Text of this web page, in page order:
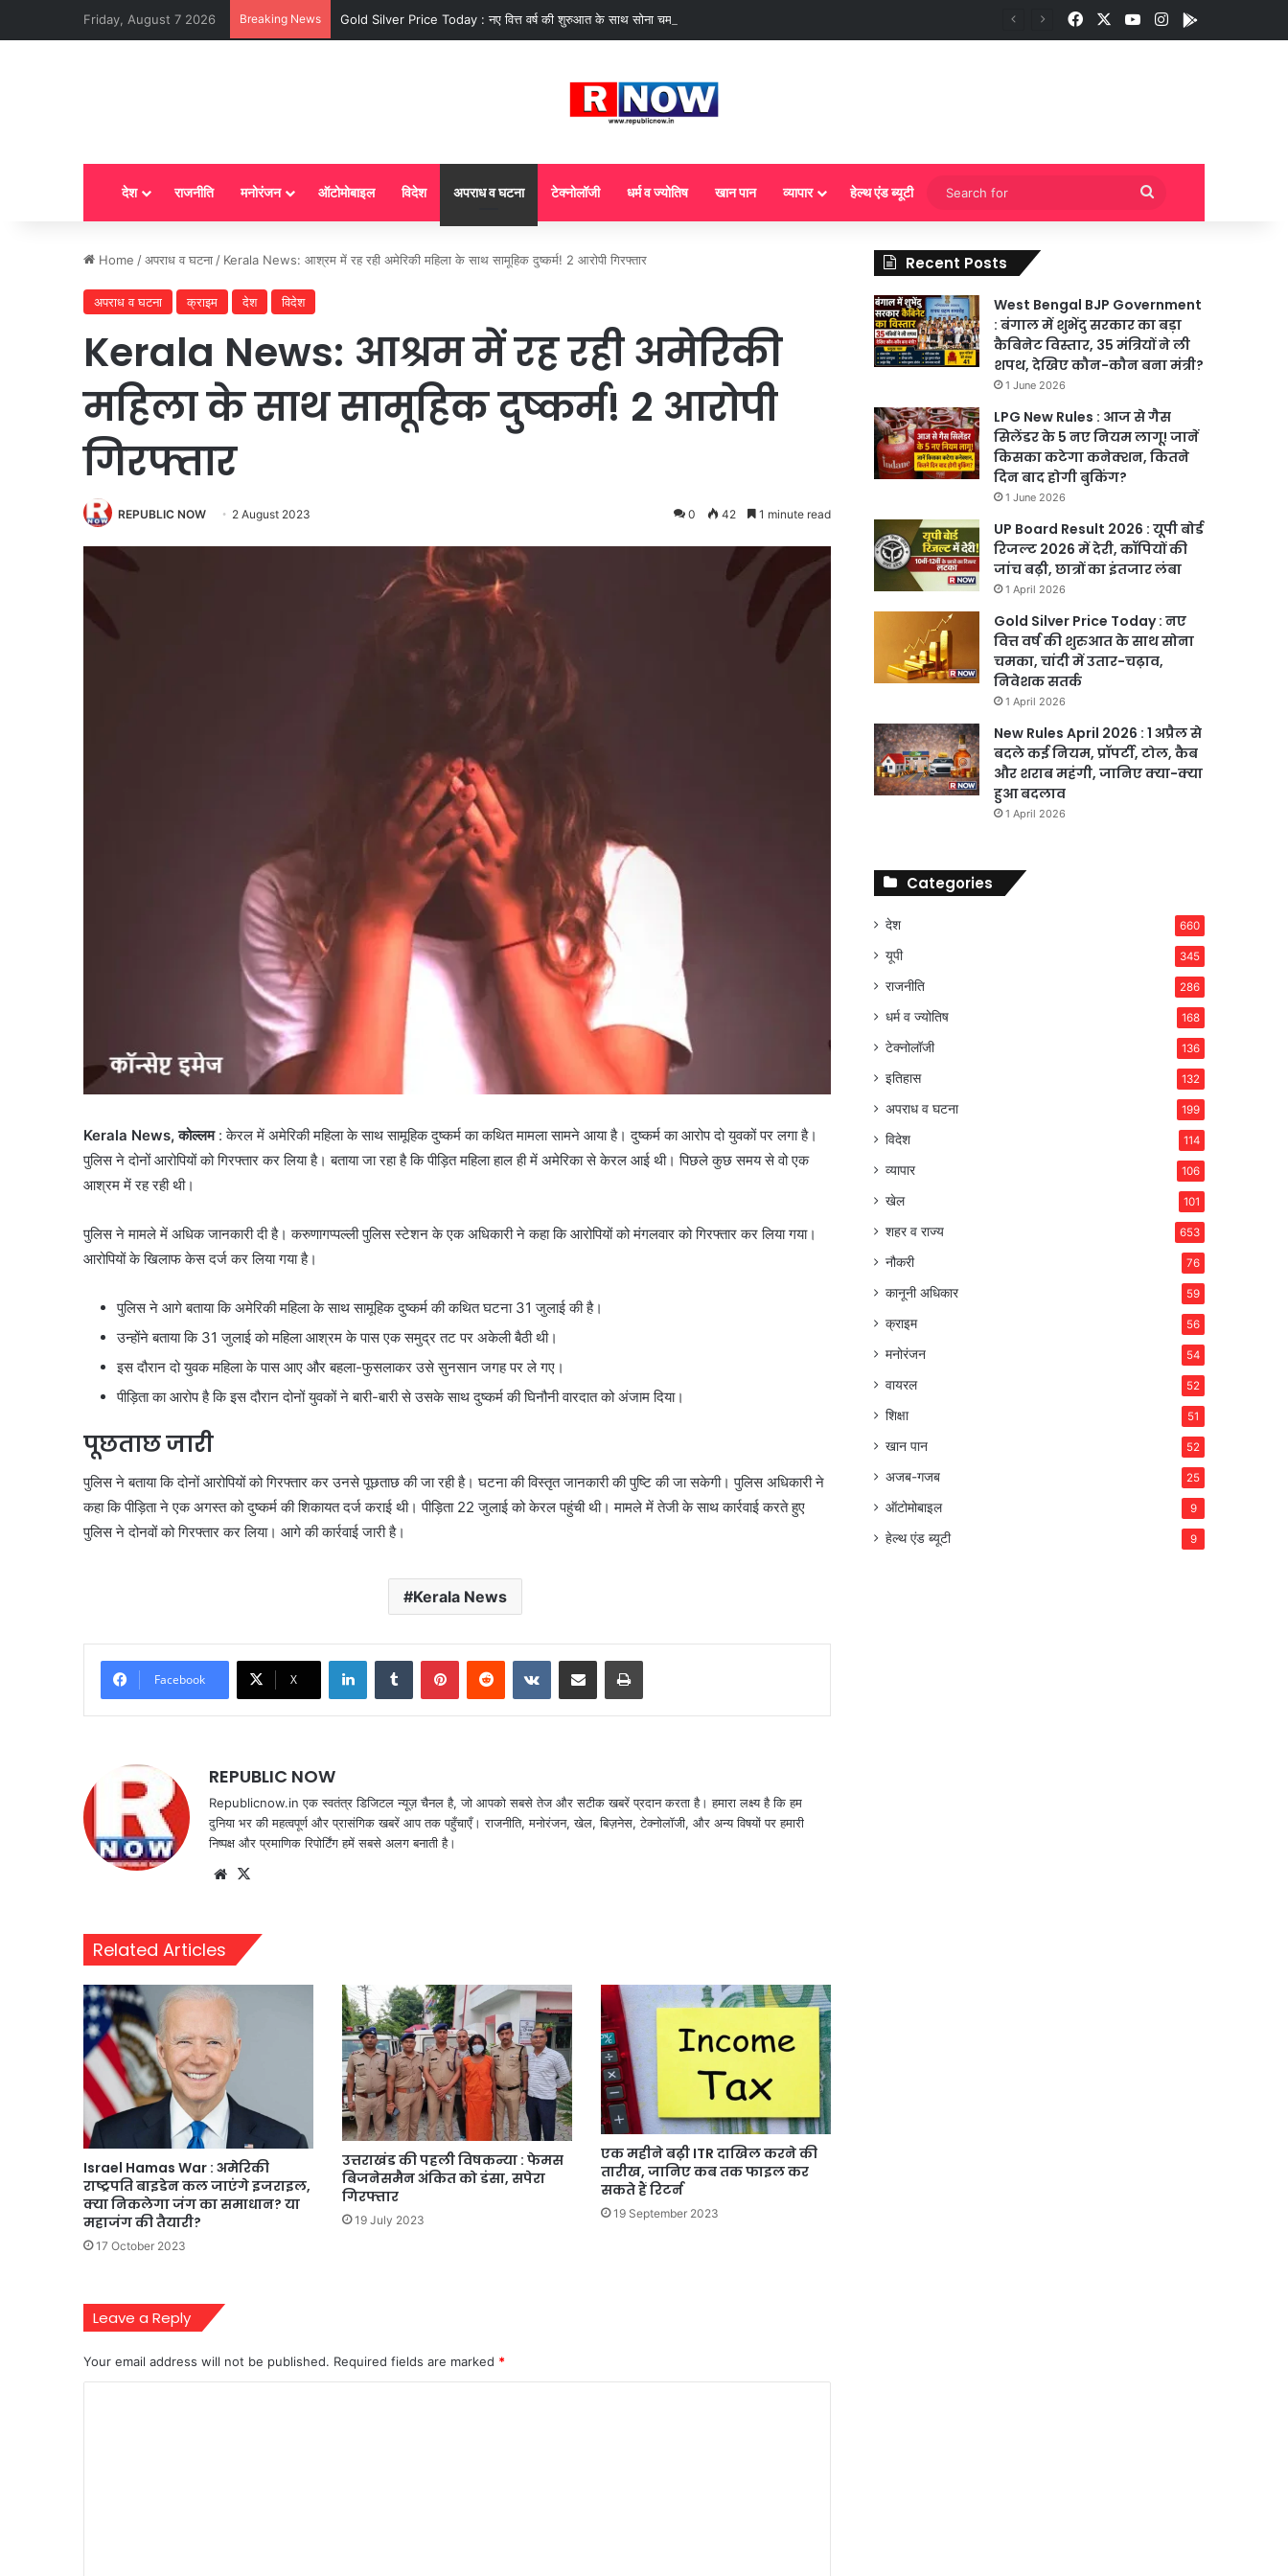
Friday, August 7 2026 Breaking News Gold Silver Price Today : नए वित्त वर्ष की शुरुआत के साथ सोना चमका, चांदी में उतार-चढ़ाव, निवेशक सतर्क FacebookYouTubeInstagram
देश राजनीति मनोरंजन ऑटोमोबाइल विदेश अपराध व घटना टेक्नोलॉजी धर्म व ज्योतिष खान पान व्यापार हेल्थ एंड ब्यूटी
Search
for
Home /अपराध व घटना / Kerala News: आश्रम में रह रही अमेरिकी महिला के साथ सामूहिक दुष्कर्म! 2 आरोपी गिरफ्तार
अपराध व घटना क्राइम देश विदेश
Kerala News: आश्रम में रह रही अमेरिकी
महिला के साथ सामूहिक दुष्कर्म! 2 आरोपी
गिरफ्तार
REPUBLIC NOW 2 August 2023 0 42 1 minute read
Kerala News, कोल्लम: केरल में अमेरिकी महिला के साथ सामूहिक दुष्कर्म का कथित मामला सामने आया है। दुष्कर्म का आरोप दो युवकों पर लगा है।
पुलिस ने दोनों आरोपियों को गिरफ्तार कर लिया है। बताया जा रहा है कि पीड़ित महिला हाल ही में अमेरिका से केरल आई थी। पिछले कुछ समय से वो एक
आश्रम में रह रही थी।
पुलिस ने मामले में अधिक जानकारी दी है। करुणागप्पल्ली पुलिस स्टेशन के एक अधिकारी ने कहा कि आरोपियों को मंगलवार को गिरफ्तार कर लिया गया।
आरोपियों के खिलाफ केस दर्ज कर लिया गया है।
पुलिस ने आगे बताया कि अमेरिकी महिला के साथ सामूहिक दुष्कर्म की कथित घटना 31 जुलाई की है।
उन्होंने बताया कि 31 जुलाई को महिला आश्रम के पास एक समुद्र तट पर अकेली बैठी थी।
इस दौरान दो युवक महिला के पास आए और बहला-फुसलाकर उसे सुनसान जगह पर ले गए।
पीड़िता का आरोप है कि इस दौरान दोनों युवकों ने बारी-बारी से उसके साथ दुष्कर्म की घिनौनी वारदात को अंजाम दिया।
पूछताछ जारी
पुलिस ने बताया कि दोनों आरोपियों को गिरफ्तार कर उनसे पूछताछ की जा रही है। घटना की विस्तृत जानकारी की पुष्टि की जा सकेगी। पुलिस अधिकारी ने
कहा कि पीड़िता ने एक अगस्त को दुष्कर्म की शिकायत दर्ज कराई थी। पीड़िता 22 जुलाई को केरल पहुंची थी। मामले में तेजी के साथ कार्रवाई करते हुए
पुलिस ने दोनवों को गिरफ्तार कर लिया। आगे की कार्रवाई जारी है।
Kerala News
Facebook X
LinkedInTumblr PinterestReddit VKontakteShare via Email Print
REPUBLIC NOW
Republicnow.in एक स्वतंत्र डिजिटल न्यूज़ चैनल है, जो आपको सबसे तेज और सटीक खबरें प्रदान करता है। हमारा लक्ष्य है कि हम
दुनिया भर की महत्वपूर्ण और प्रासंगिक खबरें आप तक पहुँचाएँ। राजनीति, मनोरंजन, खेल, बिज़नेस, टेक्नोलॉजी, और अन्य विषयों पर हमारी
निष्पक्ष और प्रमाणिक रिपोर्टिंग हमें सबसे अलग बनाती है।
Website
Related Articles
Israel Hamas War : अमेरिकी
राष्ट्रपति बाइडेन कल जाएंगे इजराइल,
क्या निकलेगा जंग का समाधान? या
महाजंग की तैयारी?
17 October 2023
उत्तराखंड की पहली विषकन्या : फेमस
बिजनेसमैन अंकित को डंसा, सपेरा
गिरफ्तार
19 July 2023
एक महीने बढ़ी ITR दाखिल करने की
तारीख, जानिए कब तक फाइल कर
सकते हैं रिटर्न
19 September 2023
Leave a Reply
Your email address will not be published. Required fields are marked *
Recent Posts
West Bengal BJP Government
: बंगाल में शुभेंदु सरकार का बड़ा
कैबिनेट विस्तार, 35 मंत्रियों ने ली
शपथ, देखिए कौन-कौन बना मंत्री?
1 June 2026
LPG New Rules : आज से गैस
सिलेंडर के 5 नए नियम लागू! जानें
किसका कटेगा कनेक्शन, कितने
दिन बाद होगी बुकिंग?
1 June 2026
UP Board Result 2026 : यूपी बोर्ड
रिजल्ट 2026 में देरी, कॉपियों की
जांच बढ़ी, छात्रों का इंतजार लंबा
1 April 2026
Gold Silver Price Today : नए
वित्त वर्ष की शुरुआत के साथ सोना
चमका, चांदी में उतार-चढ़ाव,
निवेशक सतर्क
1 April 2026
New Rules April 2026 : 1 अप्रैल से
बदले कई नियम, प्रॉपर्टी, टोल, कैब
और शराब महंगी, जानिए क्या-क्या
हुआ बदलाव
1 April 2026
Categories
देश 660
यूपी 345
राजनीति 286
धर्म व ज्योतिष 168
टेक्नोलॉजी 136
इतिहास 132
अपराध व घटना 199
विदेश 114
व्यापार 106
खेल 101
शहर व राज्य 653
नौकरी 76
कानूनी अधिकार 59
क्राइम 56
मनोरंजन 54
वायरल 52
शिक्षा 51
खान पान 52
अजब-गजब 25
ऑटोमोबाइल 9
हेल्थ एंड ब्यूटी 9